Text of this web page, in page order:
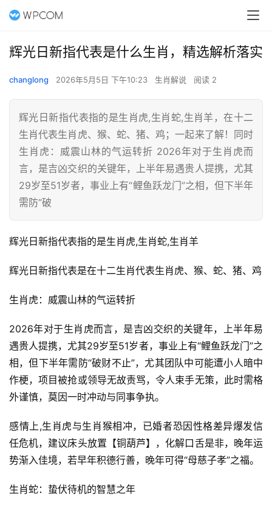
辉光日新指代表是什么生肖，精选解析落实
changlong 2026年5月5日 下午10:23 生肖解说 阅读 2
辉光日新指代表指的是生肖虎,生肖蛇,生肖羊，在十二
生肖代表生肖虎、猴、蛇、猪、鸡；一起来了解！同时
生肖虎：威震山林的气运转折 2026年对于生肖虎而
言，是吉凶交织的关键年，上半年易遇贵人提携，尤其
29岁至51岁者，事业上有“鲤鱼跃龙门”之相，但下半年
需防“破
辉光日新指代表指的是生肖虎,生肖蛇,生肖羊
辉光日新指代表是在十二生肖代表生肖虎、猴、蛇、猪、鸡
生肖虎：威震山林的气运转折
2026年对于生肖虎而言，是吉凶交织的关键年，上半年易
遇贵人提携，尤其29岁至51岁者，事业上有“鲤鱼跃龙门”之
相，但下半年需防“破财不止”，尤其团队中可能遭小人暗中
作梗，项目被抢或领导无故责骂，令人束手无策，此时需格
外谨慎，莫因一时冲动与同事争执。
感情上,生肖虎与生肖猴相冲，已婚者恐因性格差异爆发信
任危机，建议床头放置【铜葫芦】，化解口舌是非，晚年运
势渐入佳境，若早年积德行善，晚年可得“母慈子孝”之福。
生肖蛇：蛰伏待机的智慧之年